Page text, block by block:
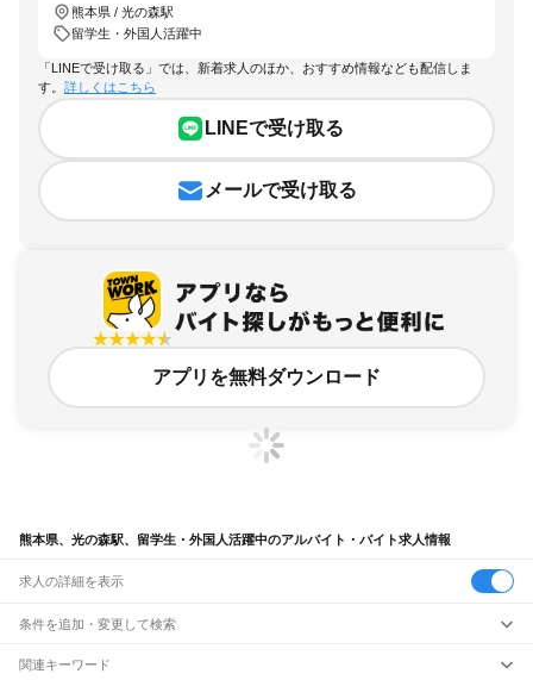
熊本県 / 光の森駅
留学生・外国人活躍中
「LINEで受け取る」では、新着求人のほか、おすすめ情報なども配信しま
す。 詳しくはこちら
LINEで受け取る
メールで受け取る
アプリを無料ダウンロード
熊本県、光の森駅、留学生・外国人活躍中のアルバイト・バイト求人情報
求人の詳細を表示
条件を追加・変更して検索
市区町村を追加・変更
関連キーワード